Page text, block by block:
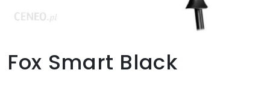
Fox Smart Black